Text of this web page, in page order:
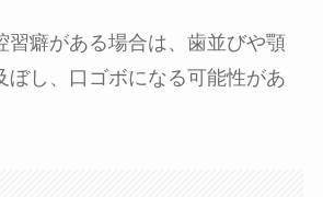
習癖がある場合は、歯並びや顎
ぼし、口ゴボになる可能性があ